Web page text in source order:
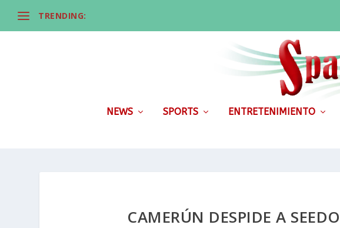
TRENDING:
NEWS SPORTS ENTRETENIMIENTO
CAMERÚN DESPIDE A